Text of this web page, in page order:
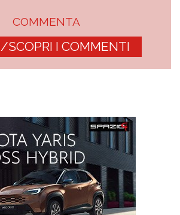
COMMENTA
SCOPRI I COMMENTI